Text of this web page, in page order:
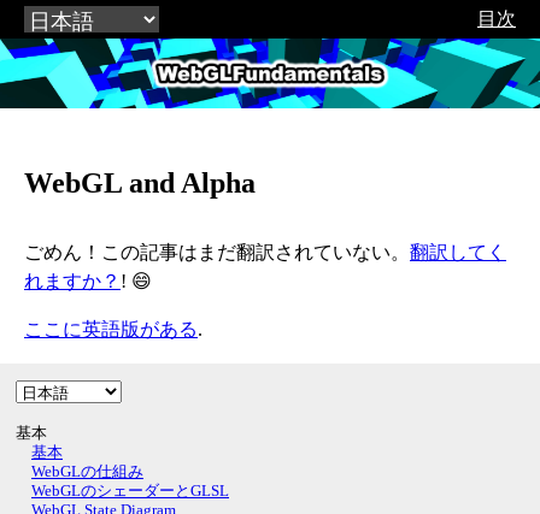
目次
WebGLFundamentals.org
WebGL and Alpha
ごめん！この記事はまだ翻訳されていない。 翻訳してく
れますか？ ! 😄
ここに英語版がある.
基本
基本
WebGLの仕組み
WebGLのシェーダーとGLSL
WebGL State Diagram